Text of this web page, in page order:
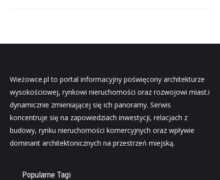
Wieżowce.pl to portal informacyjny poświęcony architekturze
wysokościowej, rynkowi nieruchomości oraz rozwojowi miast.i
dynamicznie zmieniającej się ich panoramy. Serwis
koncentruje się na zapowiedziach inwestycji, relacjach z
budowy, rynku nieruchomości komercyjnych oraz wpływie
dominant architektonicznych na przestrzeń miejską.
Popularne Tagi